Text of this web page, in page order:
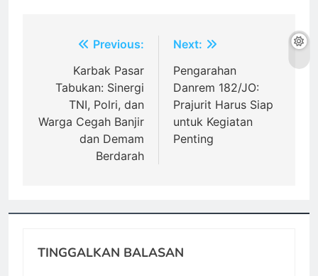
NavigasiPrevious:
Karbak Pasar
Tabukan: Sinergi
TNI, Polri, dan
Warga Cegah Banjir
dan Demam
Berdarah
Next:
Pengarahan
Danrem 182/JO:
Prajurit Harus Siap
untuk Kegiatan
Penting
TINGGALKAN BALASAN